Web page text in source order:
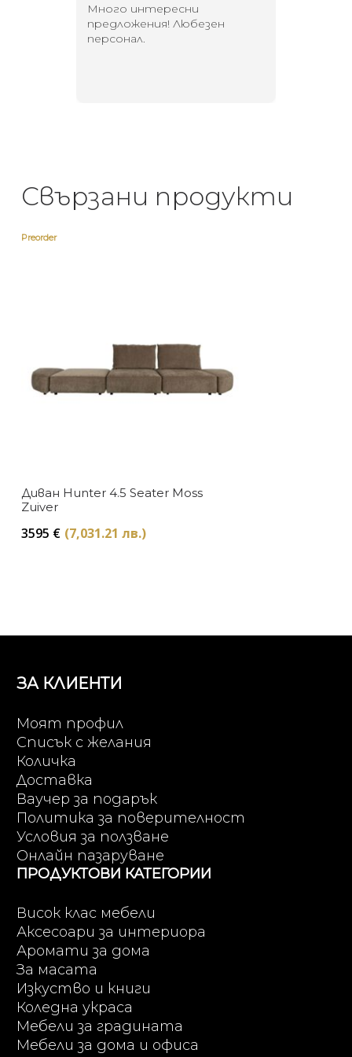
Много интересни
предложения! Любезен
персонал.
Свързани продукти
Preorder
Диван Hunter 4.5 Seater Moss
Zuiver
3595 € (7,031.21 лв.)
ЗА КЛИЕНТИ
Моят профил
Списък с желания
Количка
Доставка
Ваучер за подарък
Политика за поверителност
Условия за ползване
Онлайн пазаруване
ПРОДУКТОВИ КАТЕГОРИИ
Висок клас мебели
Аксесоари за интериора
Аромати за дома
За масата
Изкуство и книги
Коледна украса
Мебели за градината
Мебели за дома и офиса